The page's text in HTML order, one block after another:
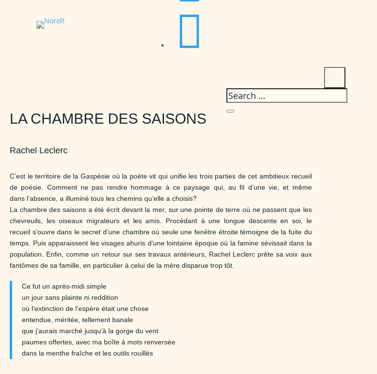

LA CHAMBRE DES SAISONS
Rachel Leclerc
C’est le territoire de la Gaspésie où la poète vit qui uniﬁe les trois parties de cet ambitieux recueil
de poésie. Comment ne pas rendre hommage à ce paysage qui, au ﬁl d’une vie, et même
dans l’absence, a illuminé tous les chemins qu’elle a choisis?
La chambre des saisons a été écrit devant la mer, sur une pointe de terre où ne passent que les
chevreuils, les oiseaux migrateurs et les amis. Procédant à une longue descente en soi, le
recueil s’ouvre dans le secret d’une chambre où seule une fenêtre étroite témoigne de la fuite du
temps. Puis apparaissent les visages ahuris d’une lointaine époque où la famine sévissait dans la
population. Enﬁn, comme un retour sur ses travaux antérieurs, Rachel Leclerc prête sa voix aux
fantômes de sa famille, en particulier à celui de la mère disparue trop tôt.
Ce fut un après-midi simple
un jour sans plainte ni reddition
où l’extinction de l’espère était une chose
entendue, méritée, tellement banale
que j’aurais marché jusqu’à la gorge du vent
paumes offertes, avec ma boîte à mots renversée
dans la menthe fraîche et les outils rouillés